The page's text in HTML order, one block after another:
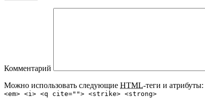
Комментарий
Можно использовать следующие HTML-теги и атрибуты:
<em> <i> <q cite=""> <strike> <strong>